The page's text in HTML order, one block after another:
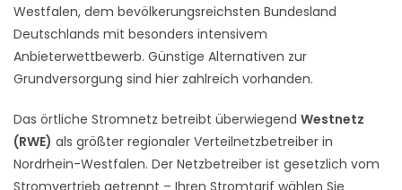
Westfalen, dem bevölkerungsreichsten Bundesland
Deutschlands mit besonders intensivem
Anbieterwettbewerb. Günstige Alternativen zur
Grundversorgung sind hier zahlreich vorhanden.
Das örtliche Stromnetz betreibt überwiegend Westnetz
(RWE) als größter regionaler Verteilnetzbetreiber in
Nordrhein-Westfalen. Der Netzbetreiber ist gesetzlich vom
Stromvertrieb getrennt – Ihren Stromtarif wählen Sie